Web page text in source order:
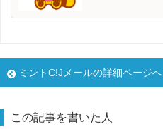
ミントC!Jメールの詳細ページへ
この記事を書いた人